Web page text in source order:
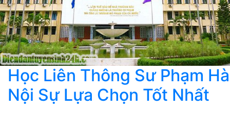
Học Liên Thông Sư Phạm Hà
Nội Sự Lựa Chọn Tốt Nhất